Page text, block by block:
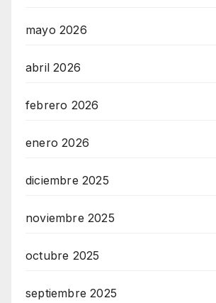
mayo 2026
abril 2026
febrero 2026
enero 2026
diciembre 2025
noviembre 2025
octubre 2025
septiembre 2025